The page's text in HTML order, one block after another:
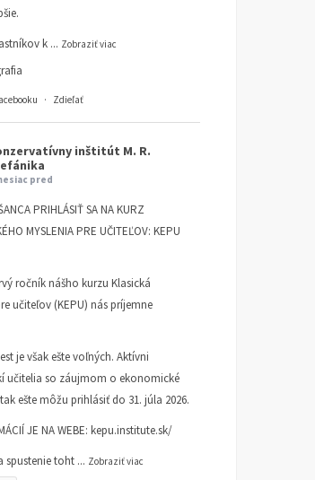
11. MÁJA 2026 KI INFORMUJE
2026
k ... Zobraziť viac
· Zdieľať
inštitút M. R.
pred
PRIHLÁSIŤ SA NA KURZ
MYSLENIA PRE UČITEĽOV: KEPU
ročník nášho kurzu Klasická
učiteľov (KEPU) nás príjemne
je však ešte voľných. Aktívni
učitelia so záujmom o ekonomické
ešte môžu prihlásiť do 31. júla 2026.
JE NA WEBE: kepu.institute.sk/
spustenie toht ... Zobraziť viac